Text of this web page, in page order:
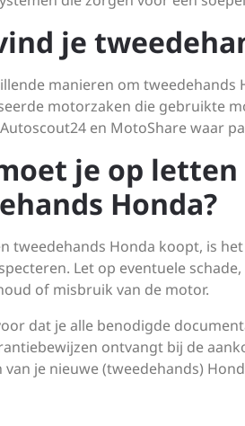
je
manieren om
motorzaken die gebruikte
en MotoShare waar
je op
Honda?
tweedehands Honda koopt, is
Let op eventuele
of misbruik van de motor.
dat je alle benodigde
ontvangt bij de
je nieuwe (tweedehands)